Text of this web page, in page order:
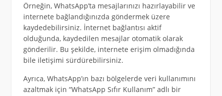
Örneğin, WhatsApp’ta mesajlarınızı hazırlayabilir ve
internete bağlandığınızda göndermek üzere
kaydedebilirsiniz. İnternet bağlantısı aktif
olduğunda, kaydedilen mesajlar otomatik olarak
gönderilir. Bu şekilde, internete erişim olmadığında
bile iletişimi sürdürebilirsiniz.
Ayrıca, WhatsApp’ın bazı bölgelerde veri kullanımını
azaltmak için “WhatsApp Sıfır Kullanım” adlı bir